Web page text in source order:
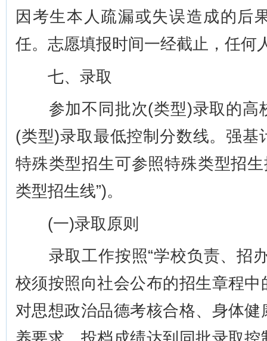
因考生本人疏漏或失误造成的后
任。志愿填报时间一经截止，任何
七、录取
参加不同批次(类型)录取的高
(类型)录取最低控制分数线。强基
特殊类型招生可参照特殊类型招
类型招生线”)。
(一)录取原则
录取工作按照“学校负责、招办
校须按照向社会公布的招生章程
对思想政治品德考核合格、身体